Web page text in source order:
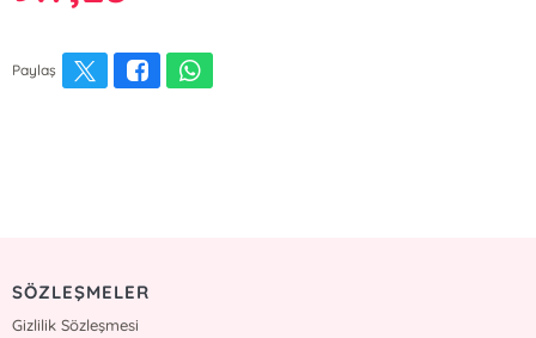
Paylaş
SÖZLEŞMELER
Gizlilik Sözleşmesi